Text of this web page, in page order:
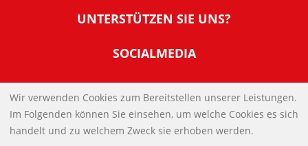
Warum NachDenkSeiten
Tipps zur Nutzung der NachDenkSeiten
Banner und E-Mail-Signaturen
Links
Kontakt
UNTERSTÜTZEN SIE UNS?
Werden Sie Fördermitglied
Spenden Sie Online
SOCIALMEDIA
IMPRESSUM
DATENSCHUTZERKLÄRUNG
Wir verwenden Cookies zum Bereitstellen unserer Leistungen.
Im Folgenden können Sie einsehen, um welche Cookies es sich
handelt und zu welchem Zweck sie erhoben werden.